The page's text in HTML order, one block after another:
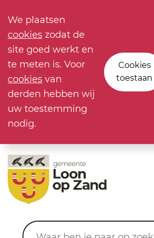
We plaatsen
cookies zodat de
site goed werkt en
te meten is. Voor
cookies van
derden hebben wij
uw toestemming
nodig.
Cookies
toestaan
Waar ben je naar op zoek?